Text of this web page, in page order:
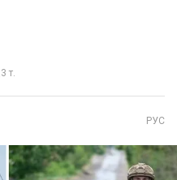
т.
РУС